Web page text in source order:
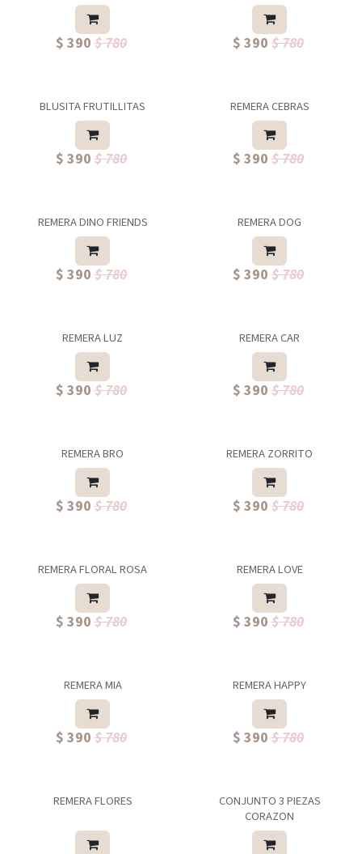
$ 390$ 780 $ 390$ 780
BLUSITA FRUTILLITAS
$ 390$ 780
REMERA CEBRAS
$ 390$ 780
REMERA DINO FRIENDS
$ 390$ 780
REMERA DOG
$ 390$ 780
REMERA LUZ
$ 390$ 780
REMERA CAR
$ 390$ 780
REMERA BRO
$ 390$ 780
REMERA ZORRITO
$ 390$ 780
REMERA FLORAL ROSA
$ 390$ 780
REMERA LOVE
$ 390$ 780
REMERA MIA
$ 390$ 780
REMERA HAPPY
$ 390$ 780
REMERA FLORES
CONJUNTO 3 PIEZAS
CORAZON